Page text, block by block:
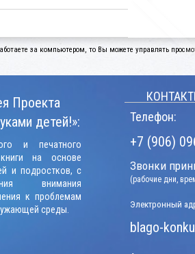
за компьютером, то Вы можете управлять
Проекта
детей!»:
и печатного
на основе
и подростков, с
внимания
к проблемам
среды.
Телефон:
+7 (906)
Звонки
(рабочие дни,
Электронный
blago-